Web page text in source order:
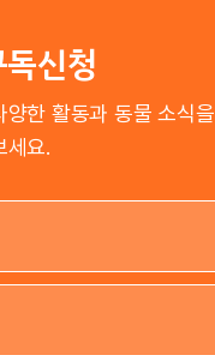
신청
양한 활동과 동물 소식을
세요.